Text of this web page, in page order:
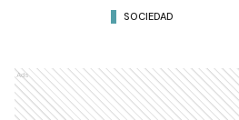
SOCIEDAD
Ads